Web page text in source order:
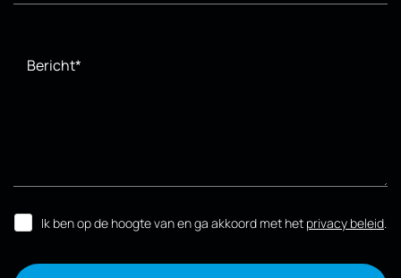
Bericht*
Ik ben op de hoogte van en ga akkoord met het privacy beleid.